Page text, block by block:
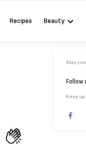
Recipes Beauty
Stay
Follow
Keep